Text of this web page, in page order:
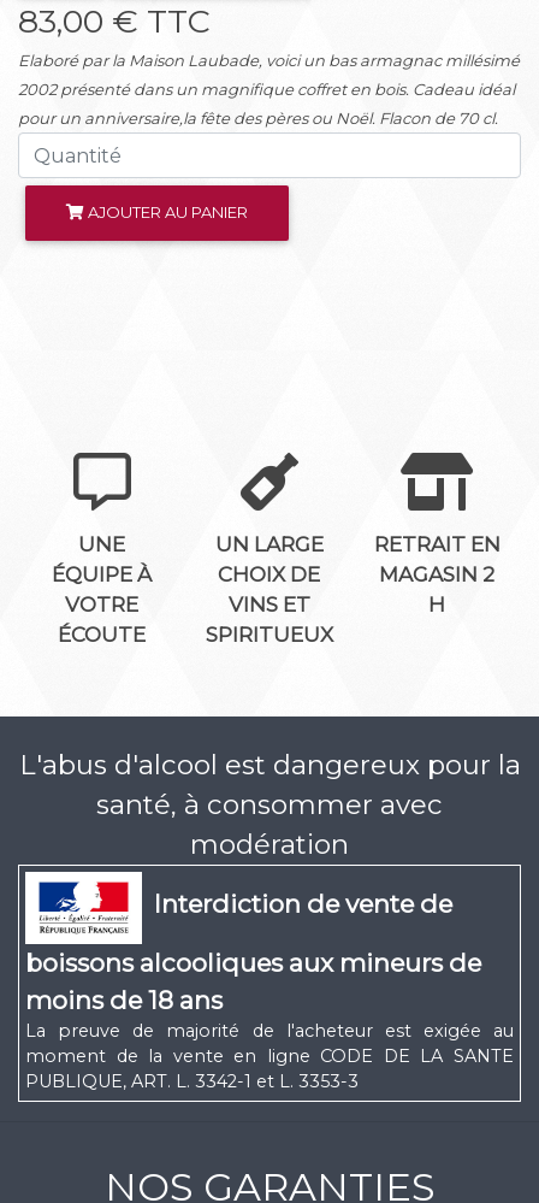
83,00 € TTC
Elaboré par la Maison Laubade, voici un bas armagnac millésimé
2002 présenté dans un magnifique coffret en bois. Cadeau idéal
pour un anniversaire,la fête des pères ou Noël. Flacon de 70 cl.
AJOUTER AU PANIER
UNE
ÉQUIPE À
VOTRE
ÉCOUTE
UN LARGE
CHOIX DE
VINS ET
SPIRITUEUX
RETRAIT EN
MAGASIN 2
H
L'abus d'alcool est dangereux pour la
santé, à consommer avec
modération
Interdiction de vente de
boissons alcooliques aux mineurs de
moins de 18 ans
La preuve de majorité de l'acheteur est exigée au
moment de la vente en ligne CODE DE LA SANTE
PUBLIQUE, ART. L. 3342-1 et L. 3353-3
NOS GARANTIES